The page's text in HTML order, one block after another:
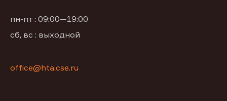
пн-пт : 09:00—19:00
сб, вс : выходной
office@hta.cse.ru